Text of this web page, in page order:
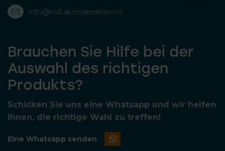
info@rolluikonderdelen.nl
Brauchen Sie Hilfe bei der
Auswahl des richtigen
Produkts?
Schicken Sie uns eine Whatsapp und wir helfen
Ihnen, die richtige Wahl zu treffen!
Eine Whatsapp senden